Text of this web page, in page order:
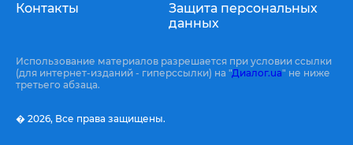
Контакты
Защита персональных
данных
Использование материалов разрешается при условии ссылки
(для интернет-изданий - гиперссылки) на "Диалог.ua" не ниже
третьего абзаца.
� 2026, Все права защищены.